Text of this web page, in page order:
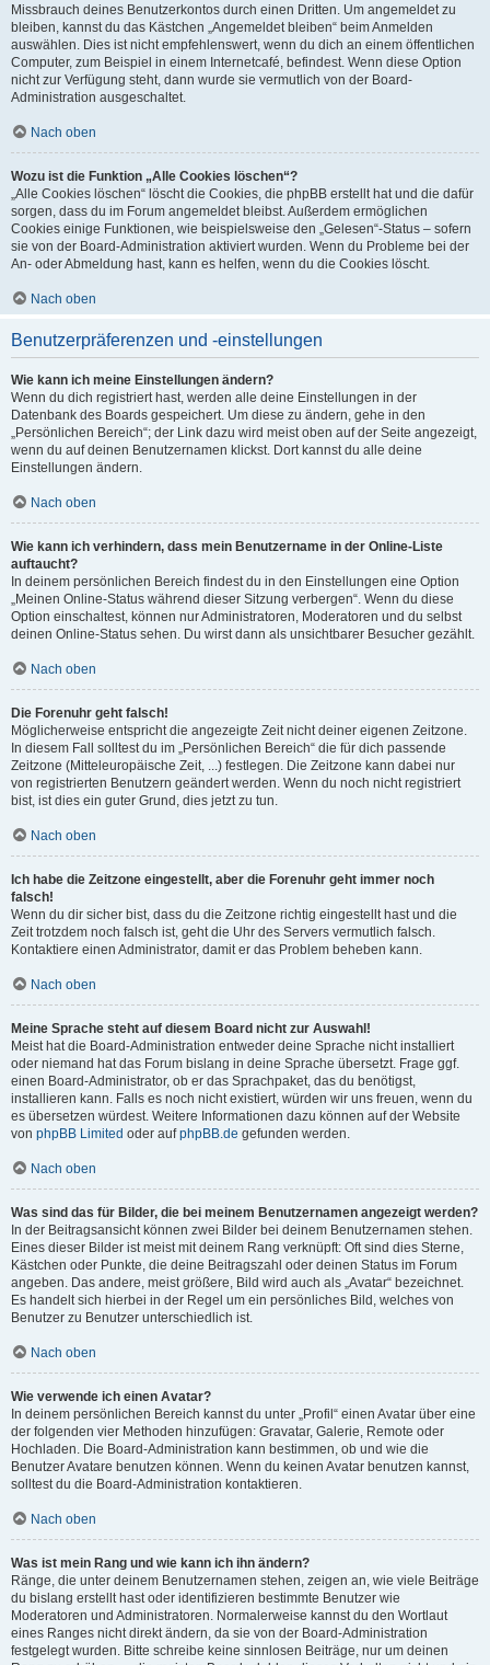
Missbrauch deines Benutzerkontos durch einen Dritten. Um angemeldet zu
bleiben, kannst du das Kästchen „Angemeldet bleiben“ beim Anmelden
auswählen. Dies ist nicht empfehlenswert, wenn du dich an einem öffentlichen
Computer, zum Beispiel in einem Internetcafé, befindest. Wenn diese Option
nicht zur Verfügung steht, dann wurde sie vermutlich von der Board-
Administration ausgeschaltet.
Nach oben
Wozu ist die Funktion „Alle Cookies löschen“?
„Alle Cookies löschen“ löscht die Cookies, die phpBB erstellt hat und die dafür
sorgen, dass du im Forum angemeldet bleibst. Außerdem ermöglichen
Cookies einige Funktionen, wie beispielsweise den „Gelesen“-Status – sofern
sie von der Board-Administration aktiviert wurden. Wenn du Probleme bei der
An- oder Abmeldung hast, kann es helfen, wenn du die Cookies löscht.
Nach oben
Benutzerpräferenzen und -einstellungen
Wie kann ich meine Einstellungen ändern?
Wenn du dich registriert hast, werden alle deine Einstellungen in der
Datenbank des Boards gespeichert. Um diese zu ändern, gehe in den
„Persönlichen Bereich“; der Link dazu wird meist oben auf der Seite angezeigt,
wenn du auf deinen Benutzernamen klickst. Dort kannst du alle deine
Einstellungen ändern.
Nach oben
Wie kann ich verhindern, dass mein Benutzername in der Online-Liste
auftaucht?
In deinem persönlichen Bereich findest du in den Einstellungen eine Option
„Meinen Online-Status während dieser Sitzung verbergen“. Wenn du diese
Option einschaltest, können nur Administratoren, Moderatoren und du selbst
deinen Online-Status sehen. Du wirst dann als unsichtbarer Besucher gezählt.
Nach oben
Die Forenuhr geht falsch!
Möglicherweise entspricht die angezeigte Zeit nicht deiner eigenen Zeitzone.
In diesem Fall solltest du im „Persönlichen Bereich“ die für dich passende
Zeitzone (Mitteleuropäische Zeit, ...) festlegen. Die Zeitzone kann dabei nur
von registrierten Benutzern geändert werden. Wenn du noch nicht registriert
bist, ist dies ein guter Grund, dies jetzt zu tun.
Nach oben
Ich habe die Zeitzone eingestellt, aber die Forenuhr geht immer noch
falsch!
Wenn du dir sicher bist, dass du die Zeitzone richtig eingestellt hast und die
Zeit trotzdem noch falsch ist, geht die Uhr des Servers vermutlich falsch.
Kontaktiere einen Administrator, damit er das Problem beheben kann.
Nach oben
Meine Sprache steht auf diesem Board nicht zur Auswahl!
Meist hat die Board-Administration entweder deine Sprache nicht installiert
oder niemand hat das Forum bislang in deine Sprache übersetzt. Frage ggf.
einen Board-Administrator, ob er das Sprachpaket, das du benötigst,
installieren kann. Falls es noch nicht existiert, würden wir uns freuen, wenn du
es übersetzen würdest. Weitere Informationen dazu können auf der Website
von phpBB Limited oder aufphpBB.de gefunden werden.
Nach oben
Was sind das für Bilder, die bei meinem Benutzernamen angezeigt werden?
In der Beitragsansicht können zwei Bilder bei deinem Benutzernamen stehen.
Eines dieser Bilder ist meist mit deinem Rang verknüpft: Oft sind dies Sterne,
Kästchen oder Punkte, die deine Beitragszahl oder deinen Status im Forum
angeben. Das andere, meist größere, Bild wird auch als „Avatar“ bezeichnet.
Es handelt sich hierbei in der Regel um ein persönliches Bild, welches von
Benutzer zu Benutzer unterschiedlich ist.
Nach oben
Wie verwende ich einen Avatar?
In deinem persönlichen Bereich kannst du unter „Profil“ einen Avatar über eine
der folgenden vier Methoden hinzufügen: Gravatar, Galerie, Remote oder
Hochladen. Die Board-Administration kann bestimmen, ob und wie die
Benutzer Avatare benutzen können. Wenn du keinen Avatar benutzen kannst,
solltest du die Board-Administration kontaktieren.
Nach oben
Was ist mein Rang und wie kann ich ihn ändern?
Ränge, die unter deinem Benutzernamen stehen, zeigen an, wie viele Beiträge
du bislang erstellt hast oder identifizieren bestimmte Benutzer wie
Moderatoren und Administratoren. Normalerweise kannst du den Wortlaut
eines Ranges nicht direkt ändern, da sie von der Board-Administration
festgelegt wurden. Bitte schreibe keine sinnlosen Beiträge, nur um deinen